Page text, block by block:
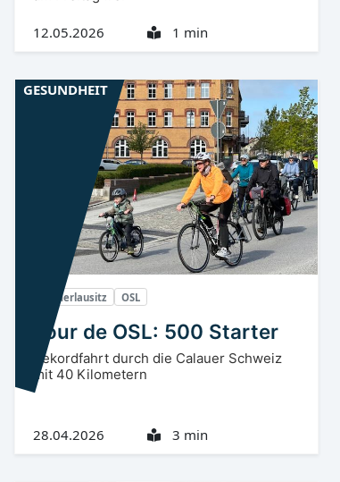
12.05.2026 1 min
Niederlausitz OSL
Tour de OSL: 500 Starter
Rekordfahrt durch die Calauer Schweiz
mit 40 Kilometern
28.04.2026 3 min
GESUNDHEIT